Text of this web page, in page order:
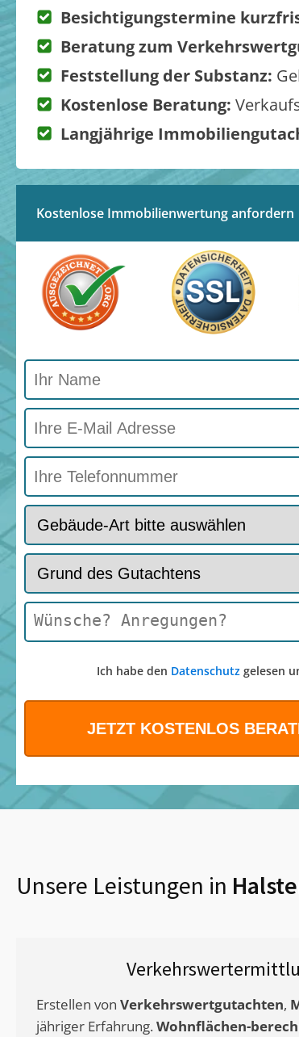
Besichtigungstermine
Beratung zum
Feststellung der Substanz:
Kostenlose Beratung:
Langjährige
Kostenlose Immobilienwertung anfordern
Ich habe den Datenschutzgelesen
Unsere Leistungen in
Erstellen von Verkehrswertgutachten,
jähriger Erfahrung. Wohnflächen-